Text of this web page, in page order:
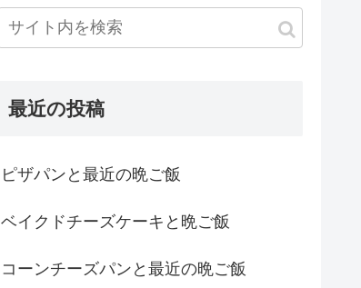
最近の投稿
ピザパンと最近の晩ご飯
ベイクドチーズケーキと晩ご飯
コーンチーズパンと最近の晩ご飯